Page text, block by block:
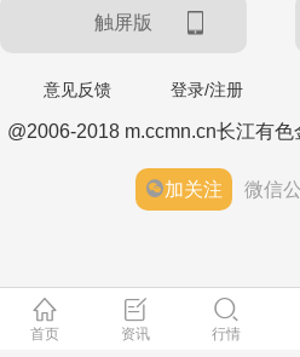
触屏版
意见反馈 登录/注册
@2006-2018 m.ccmn.cn长江有
加关注 微信
首页 资讯 行情